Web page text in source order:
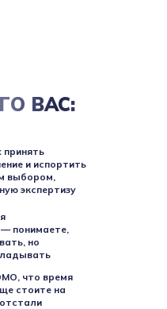
ВАС:
принять
и испортить
выбором,
экспертизу
понимаете,
но
что время
стоите на